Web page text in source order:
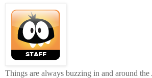
Things are always buzzing in and around